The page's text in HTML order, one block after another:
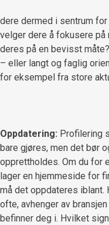
dere dermed i sentrum
velger dere å fokusere
deres på en bevisst
– eller langt og faglig
for eksempel fra store
Oppdatering: Profilering
bare gjøres, men det bør
opprettholdes. Om du for
lager en hjemmeside for
må det oppdateres iblant.
ofte, avhenger av bransjen
befinner deg i. Hvilket